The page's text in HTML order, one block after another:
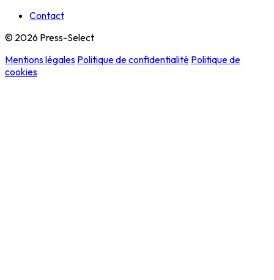
Contact
© 2026 Press-Select
Mentions légales Politique de confidentialité Politique de
cookies